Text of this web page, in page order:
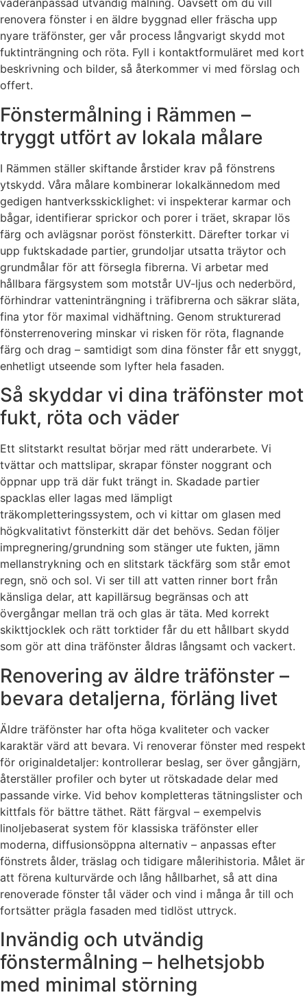
väderanpassad utvändig målning. Oavsett om du vill
renovera fönster i en äldre byggnad eller fräscha upp
nyare träfönster, ger vår process långvarigt skydd mot
fuktinträngning och röta. Fyll i kontaktformuläret med kort
beskrivning och bilder, så återkommer vi med förslag och
offert.
Fönstermålning i Rämmen –
tryggt utfört av lokala målare
I Rämmen ställer skiftande årstider krav på fönstrens
ytskydd. Våra målare kombinerar lokalkännedom med
gedigen hantverksskicklighet: vi inspekterar karmar och
bågar, identifierar sprickor och porer i träet, skrapar lös
färg och avlägsnar poröst fönsterkitt. Därefter torkar vi
upp fuktskadade partier, grundoljar utsatta träytor och
grundmålar för att försegla fibrerna. Vi arbetar med
hållbara färgsystem som motstår UV-ljus och nederbörd,
förhindrar vatteninträngning i träfibrerna och säkrar släta,
fina ytor för maximal vidhäftning. Genom strukturerad
fönsterrenovering minskar vi risken för röta, flagnande
färg och drag – samtidigt som dina fönster får ett snyggt,
enhetligt utseende som lyfter hela fasaden.
Så skyddar vi dina träfönster mot
fukt, röta och väder
Ett slitstarkt resultat börjar med rätt underarbete. Vi
tvättar och mattslipar, skrapar fönster noggrant och
öppnar upp trä där fukt trängt in. Skadade partier
spacklas eller lagas med lämpligt
träkompletteringssystem, och vi kittar om glasen med
högkvalitativt fönsterkitt där det behövs. Sedan följer
impregnering/grundning som stänger ute fukten, jämn
mellanstrykning och en slitstark täckfärg som står emot
regn, snö och sol. Vi ser till att vatten rinner bort från
känsliga delar, att kapillärsug begränsas och att
övergångar mellan trä och glas är täta. Med korrekt
skikttjocklek och rätt torktider får du ett hållbart skydd
som gör att dina träfönster åldras långsamt och vackert.
Renovering av äldre träfönster –
bevara detaljerna, förläng livet
Äldre träfönster har ofta höga kvaliteter och vacker
karaktär värd att bevara. Vi renoverar fönster med respekt
för originaldetaljer: kontrollerar beslag, ser över gångjärn,
återställer profiler och byter ut rötskadade delar med
passande virke. Vid behov kompletteras tätningslister och
kittfals för bättre täthet. Rätt färgval – exempelvis
linoljebaserat system för klassiska träfönster eller
moderna, diffusionsöppna alternativ – anpassas efter
fönstrets ålder, träslag och tidigare målerihistoria. Målet är
att förena kulturvärde och lång hållbarhet, så att dina
renoverade fönster tål väder och vind i många år till och
fortsätter prägla fasaden med tidlöst uttryck.
Invändig och utvändig
fönstermålning – helhetsjobb
med minimal störning